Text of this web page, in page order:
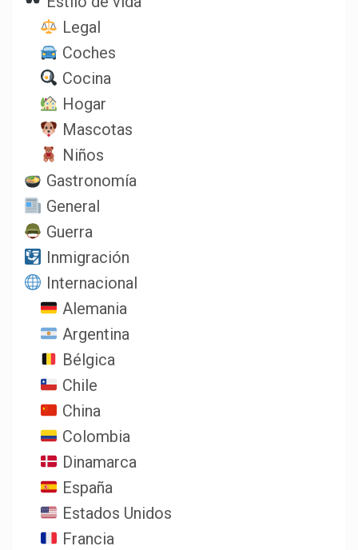
Legal
Coches
Cocina
Hogar
Mascotas
Niños
Gastronomía
General
Guerra
Inmigración
Internacional
Alemania
Argentina
Bélgica
Chile
China
Colombia
Dinamarca
España
Estados Unidos
Francia